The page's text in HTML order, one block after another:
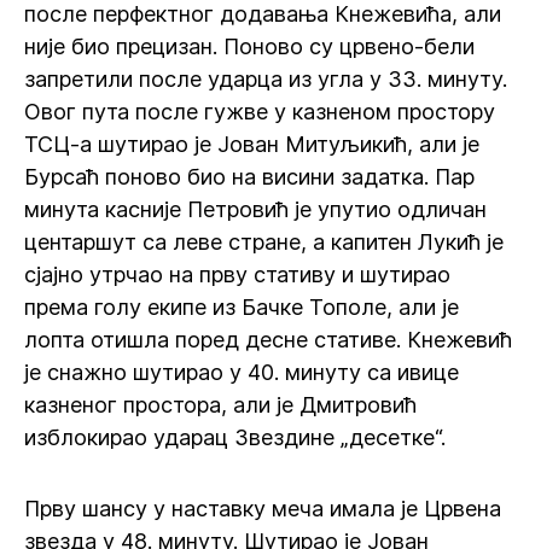
после перфектног додавања Кнежевића, али
није био прецизан. Поново су црвено-бели
запретили после ударца из угла у 33. минуту.
Овог пута после гужве у казненом простору
ТСЦ-а шутирао је Јован Митуљикић, али је
Бурсаћ поново био на висини задатка. Пар
минута касније Петровић је упутио одличан
центаршут са леве стране, а капитен Лукић је
сјајно утрчао на прву стативу и шутирао
према голу екипе из Бачке Тополе, али је
лопта отишла поред десне стативе. Кнежевић
је снажно шутирао у 40. минуту са ивице
казненог простора, али је Дмитровић
изблокирао ударац Звездине „десетке“.
Прву шансу у наставку меча имала је Црвена
звезда у 48. минуту. Шутирао је Јован